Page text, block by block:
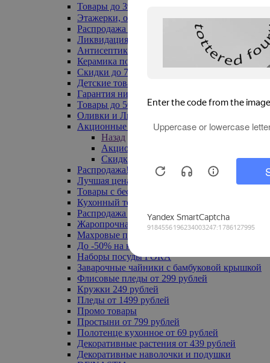
Товары до 399₽
Этажерки, обувницы
Распродажа текстиля до -50%
Ликвидация до -70%
Антисептики
Керамика по 129 руб
Скидки до 70%
Детские товары
Гарантия низкой цены
Товары до 500 руб
Оливки и Лимоны
Акционные товары
Назад
Акционные товары
Скидка 20% по промокоду
Распродажа! Ульяновск до -70%
Лучшая цена
Товары с бесплатной доставкой
Кухонный текстиль
Распродажа до -50%
Жаропрочная посуда
Махровые полотенца
До -50% на ковры
Наборы посуды FORA
Заварочные чайники с бамбуковой крышкой
Флисовые пледы от 299 рублей
Кружки 249 рублей
Пледы от 1499 рублей
Промо товары
Простыни от 799 рублей
Полотенце кухонное от 69 рублей
Декоративные растения от 439 рублей
Декоративные наволочки и подушки